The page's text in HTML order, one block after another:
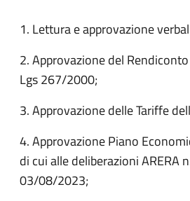
1. Lettura e approvazione
2. Approvazione del
Lgs 267/2000;
3. Approvazione delle Tariffe
4. Approvazione Piano
di cui alle deliberazioni
03/08/2023;